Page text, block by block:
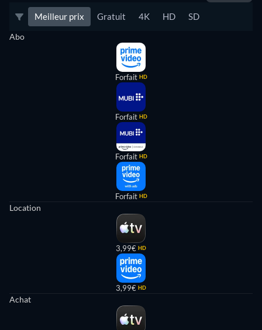
Meilleur prix Gratuit 4K HD SD
Abo
Forfait HD
Forfait HD
Forfait HD
Forfait HD
Location
3,99€ HD
3,99€ HD
Achat